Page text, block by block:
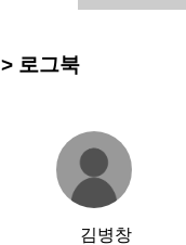
로그북
김병창